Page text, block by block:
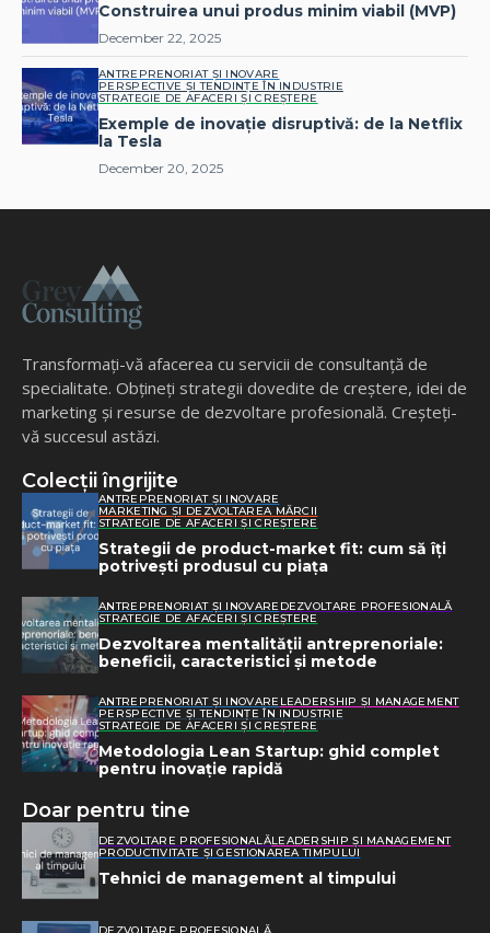
Construirea unui produs minim viabil (MVP)
December 22, 2025
ANTREPRENORIAT ȘI INOVARE
PERSPECTIVE ȘI TENDINȚE ÎN INDUSTRIE
STRATEGIE DE AFACERI ȘI CREȘTERE
Exemple de inovație disruptivă: de la Netflix
la Tesla
December 20, 2025
Transformați-vă afacerea cu servicii de consultanță de
specialitate. Obțineți strategii dovedite de creștere, idei de
marketing și resurse de dezvoltare profesională. Creșteți-
vă succesul astăzi.
Colecții îngrijite
ANTREPRENORIAT ȘI INOVARE
MARKETING ȘI DEZVOLTAREA MĂRCII
STRATEGIE DE AFACERI ȘI CREȘTERE
Strategii de product-market fit: cum să îți
potrivești produsul cu piața
ANTREPRENORIAT ȘI INOVARE DEZVOLTARE PROFESIONALĂ
STRATEGIE DE AFACERI ȘI CREȘTERE
Dezvoltarea mentalității antreprenoriale:
beneficii, caracteristici și metode
ANTREPRENORIAT ȘI INOVARE LEADERSHIP ȘI MANAGEMENT
PERSPECTIVE ȘI TENDINȚE ÎN INDUSTRIE
STRATEGIE DE AFACERI ȘI CREȘTERE
Metodologia Lean Startup: ghid complet
pentru inovație rapidă
Doar pentru tine
DEZVOLTARE PROFESIONALĂLEADERSHIP ȘI MANAGEMENT
PRODUCTIVITATE ȘI GESTIONAREA TIMPULUI
Tehnici de management al timpului
DEZVOLTARE PROFESIONALĂ